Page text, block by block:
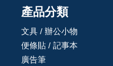
產品分類
文具 / 辦公小物
便條貼 / 記事本
廣告筆